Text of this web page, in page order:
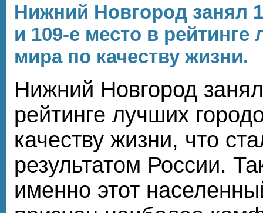
Нижний Новгород занял
и 109-е место в
мира по качеству жизни.
Нижний Новгород
рейтинге лучших
качеству жизни, что
результатом России.
именно этот